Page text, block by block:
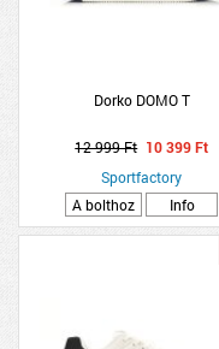
Dorko DOMO T
12 999 Ft 10 399 Ft
Sportfactory
A bolthoz
Info